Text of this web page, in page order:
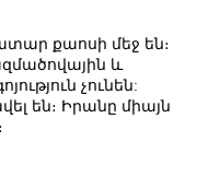
քաոսի մեջ են։
և
չունեն:
են։ Իրանը միայն